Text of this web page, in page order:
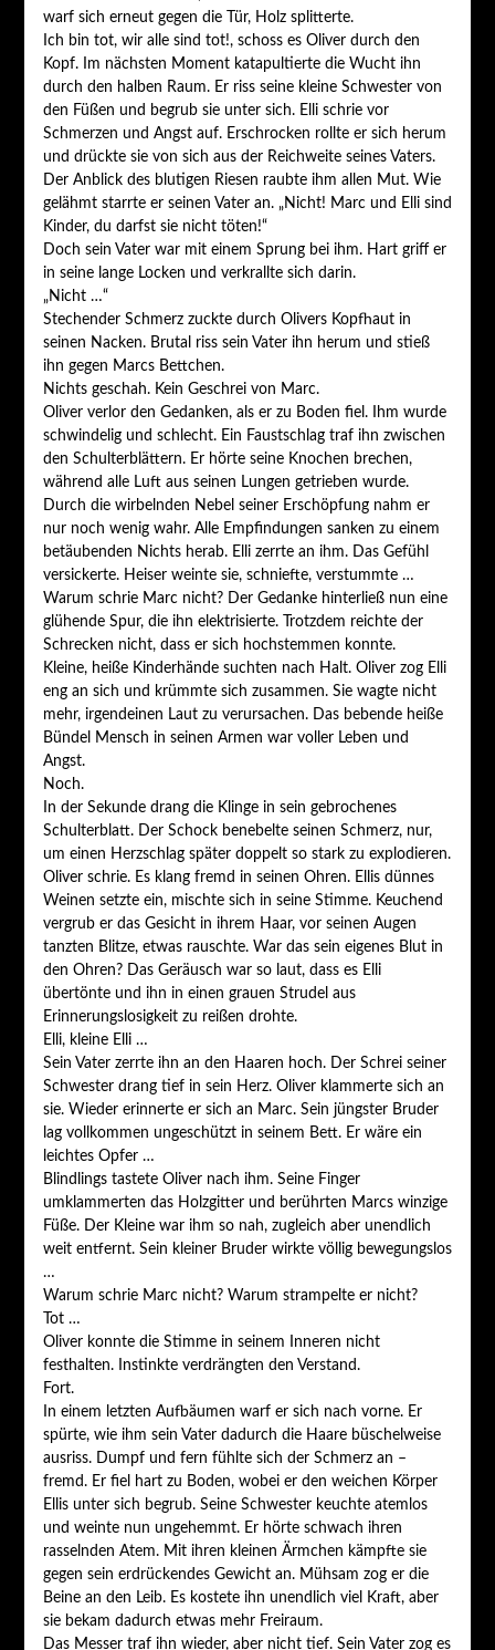
warf sich erneut gegen die Tür, Holz splitterte.
Ich bin tot, wir alle sind tot!, schoss es Oliver durch den
Kopf. Im nächsten Moment katapultierte die Wucht ihn
durch den halben Raum. Er riss seine kleine Schwester von
den Füßen und begrub sie unter sich. Elli schrie vor
Schmerzen und Angst auf. Erschrocken rollte er sich herum
und drückte sie von sich aus der Reichweite seines Vaters.
Der Anblick des blutigen Riesen raubte ihm allen Mut. Wie
gelähmt starrte er seinen Vater an. „Nicht! Marc und Elli sind
Kinder, du darfst sie nicht töten!“
Doch sein Vater war mit einem Sprung bei ihm. Hart griff er
in seine lange Locken und verkrallte sich darin.
„Nicht …“
Stechender Schmerz zuckte durch Olivers Kopfhaut in
seinen Nacken. Brutal riss sein Vater ihn herum und stieß
ihn gegen Marcs Bettchen.
Nichts geschah. Kein Geschrei von Marc.
Oliver verlor den Gedanken, als er zu Boden fiel. Ihm wurde
schwindelig und schlecht. Ein Faustschlag traf ihn zwischen
den Schulterblättern. Er hörte seine Knochen brechen,
während alle Luft aus seinen Lungen getrieben wurde.
Durch die wirbelnden Nebel seiner Erschöpfung nahm er
nur noch wenig wahr. Alle Empfindungen sanken zu einem
betäubenden Nichts herab. Elli zerrte an ihm. Das Gefühl
versickerte. Heiser weinte sie, schniefte, verstummte …
Warum schrie Marc nicht? Der Gedanke hinterließ nun eine
glühende Spur, die ihn elektrisierte. Trotzdem reichte der
Schrecken nicht, dass er sich hochstemmen konnte.
Kleine, heiße Kinderhände suchten nach Halt. Oliver zog Elli
eng an sich und krümmte sich zusammen. Sie wagte nicht
mehr, irgendeinen Laut zu verursachen. Das bebende heiße
Bündel Mensch in seinen Armen war voller Leben und
Angst.
Noch.
In der Sekunde drang die Klinge in sein gebrochenes
Schulterblatt. Der Schock benebelte seinen Schmerz, nur,
um einen Herzschlag später doppelt so stark zu explodieren.
Oliver schrie. Es klang fremd in seinen Ohren. Ellis dünnes
Weinen setzte ein, mischte sich in seine Stimme. Keuchend
vergrub er das Gesicht in ihrem Haar, vor seinen Augen
tanzten Blitze, etwas rauschte. War das sein eigenes Blut in
den Ohren? Das Geräusch war so laut, dass es Elli
übertönte und ihn in einen grauen Strudel aus
Erinnerungslosigkeit zu reißen drohte.
Elli, kleine Elli …
Sein Vater zerrte ihn an den Haaren hoch. Der Schrei seiner
Schwester drang tief in sein Herz. Oliver klammerte sich an
sie. Wieder erinnerte er sich an Marc. Sein jüngster Bruder
lag vollkommen ungeschützt in seinem Bett. Er wäre ein
leichtes Opfer …
Blindlings tastete Oliver nach ihm. Seine Finger
umklammerten das Holzgitter und berührten Marcs winzige
Füße. Der Kleine war ihm so nah, zugleich aber unendlich
weit entfernt. Sein kleiner Bruder wirkte völlig bewegungslos
…
Warum schrie Marc nicht? Warum strampelte er nicht?
Tot …
Oliver konnte die Stimme in seinem Inneren nicht
festhalten. Instinkte verdrängten den Verstand.
Fort.
In einem letzten Aufbäumen warf er sich nach vorne. Er
spürte, wie ihm sein Vater dadurch die Haare büschelweise
ausriss. Dumpf und fern fühlte sich der Schmerz an –
fremd. Er fiel hart zu Boden, wobei er den weichen Körper
Ellis unter sich begrub. Seine Schwester keuchte atemlos
und weinte nun ungehemmt. Er hörte schwach ihren
rasselnden Atem. Mit ihren kleinen Ärmchen kämpfte sie
gegen sein erdrückendes Gewicht an. Mühsam zog er die
Beine an den Leib. Es kostete ihn unendlich viel Kraft, aber
sie bekam dadurch etwas mehr Freiraum.
Das Messer traf ihn wieder, aber nicht tief. Sein Vater zog es